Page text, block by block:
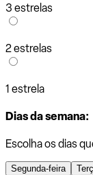
3 estrelas
2 estrelas
1 estrela
Dias da semana:
Escolha os dias
Segunda-feira